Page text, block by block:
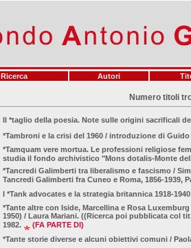
Ricerca Autori
Numero titoli
Il *taglio della poesia. Note sulle origini sacrificali
*Tambroni e la crisi del 1960 / introduzione di
*Tamquam vere mortua. Le professioni religiose
studia il fondo archivistico "Mons dotalis-Monte
*Tancredi Galimberti tra liberalismo e fascismo /
Tancredi Galimberti fra Cuneo e Roma, 1856-1939,
I *Tank advocates e la strategia britannica 1918-
*Tante altre con Iside, Marcellina e Rosa
1950) / Laura Mariani. ((Ricerca poi pubblicata col
1982.
(FA PARTE DI)
*Tante storie diverse e alcuni obiettivi comuni /